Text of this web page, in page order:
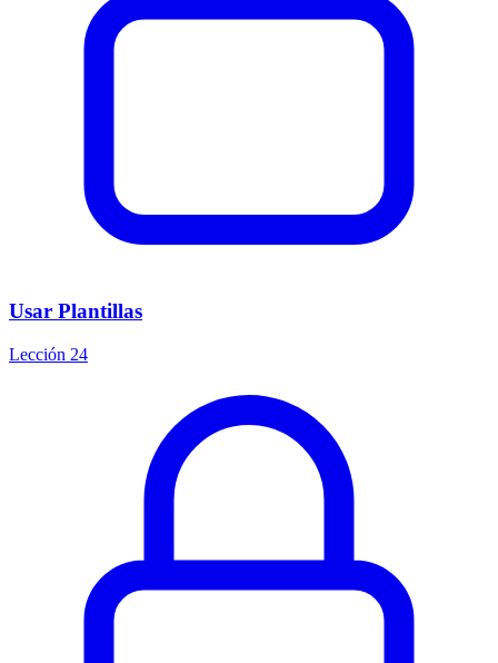
Usar Plantillas
Lección 24